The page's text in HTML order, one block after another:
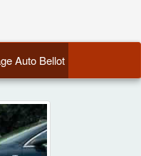
Auto Bellot(current)